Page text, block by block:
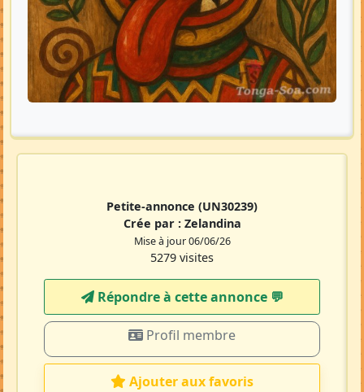
Petite-annonce (UN30239)
Crée par : Zelandina
Mise à jour 06/06/26
5279 visites
Répondre à cette annonce 💬​
Profil membre
Ajouter aux favoris